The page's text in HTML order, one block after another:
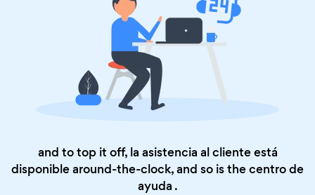
and to top it off, la asistencia al cliente está
disponible around-the-clock, and so is thecentro de
ayuda .